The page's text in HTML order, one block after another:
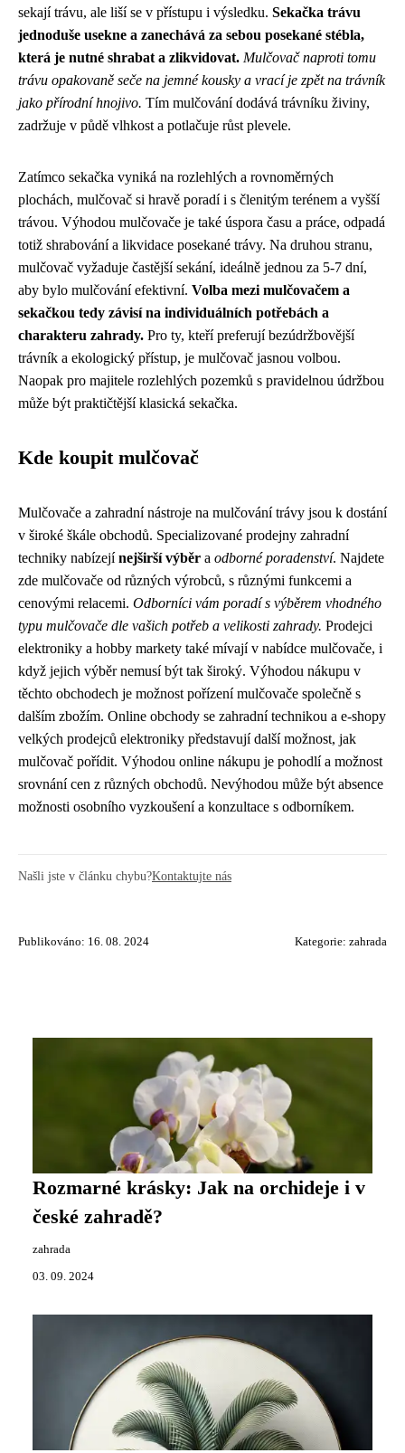
sekají trávu, ale liší se v přístupu i výsledku. Sekačka trávu
jednoduše usekne a zanechává za sebou posekané stébla,
která je nutné shrabat a zlikvidovat. Mulčovač naproti tomu
trávu opakovaně seče na jemné kousky a vrací je zpět na trávník
jako přírodní hnojivo. Tím mulčování dodává trávníku živiny,
zadržuje v půdě vlhkost a potlačuje růst plevele.
Zatímco sekačka vyniká na rozlehlých a rovnoměrných
plochách, mulčovač si hravě poradí i s členitým terénem a vyšší
trávou. Výhodou mulčovače je také úspora času a práce, odpadá
totiž shrabování a likvidace posekané trávy. Na druhou stranu,
mulčovač vyžaduje častější sekání, ideálně jednou za 5-7 dní,
aby bylo mulčování efektivní. Volba mezi mulčovačem a
sekačkou tedy závisí na individuálních potřebách a
charakteru zahrady. Pro ty, kteří preferují bezúdržbovější
trávník a ekologický přístup, je mulčovač jasnou volbou.
Naopak pro majitele rozlehlých pozemků s pravidelnou údržbou
může být praktičtější klasická sekačka.
Kde koupit mulčovač
Mulčovače a zahradní nástroje na mulčování trávy jsou k dostání
v široké škále obchodů. Specializované prodejny zahradní
techniky nabízejínejširší výběr a odborné poradenství. Najdete
zde mulčovače od různých výrobců, s různými funkcemi a
cenovými relacemi. Odborníci vám poradí s výběrem vhodného
typu mulčovače dle vašich potřeb a velikosti zahrady. Prodejci
elektroniky a hobby markety také mívají v nabídce mulčovače, i
když jejich výběr nemusí být tak široký. Výhodou nákupu v
těchto obchodech je možnost pořízení mulčovače společně s
dalším zbožím. Online obchody se zahradní technikou a e-shopy
velkých prodejců elektroniky představují další možnost, jak
mulčovač pořídit. Výhodou online nákupu je pohodlí a možnost
srovnání cen z různých obchodů. Nevýhodou může být absence
možnosti osobního vyzkoušení a konzultace s odborníkem.
Našli jste v článku chybu?Kontaktujte nás
Publikováno: 16. 08. 2024 Kategorie: zahrada
Rozmarné krásky: Jak na orchideje i v
české zahradě?
zahrada
03. 09. 2024